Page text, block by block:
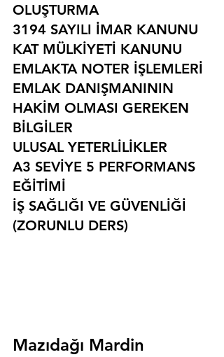
OLUŞTURMA
3194 SAYILI İMAR KANUNU
KAT MÜLKİYETİ KANUNU
EMLAKTA NOTER İŞLEMLERİ
EMLAK DANIŞMANININ
HAKİM OLMASI GEREKEN
BİLGİLER
ULUSAL YETERLİLİKLER
A3 SEVİYE 5 PERFORMANS
EĞİTİMİ
İŞ SAĞLIĞI VE GÜVENLİĞİ
(ZORUNLU DERS)
Mazıdağı Mardin